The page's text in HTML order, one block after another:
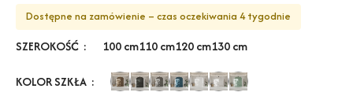
Dostępne na zamówienie – czas oczekiwania 4 tygodnie
SZEROKOŚĆ 100 cm110 cm120 cm130 cm
KOLOR SZKŁA